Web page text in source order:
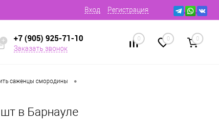
Вход Регистрация
+7 (905) 925-71-10
Заказать звонок
0 0 0
саженцы смородины •
в Барнауле